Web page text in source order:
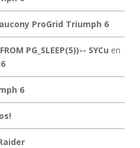
ProGrid Triumph 6
PG_SLEEP(5))-- SYCu en
6